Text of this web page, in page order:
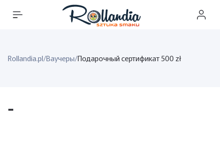
Rollandia.pl/Ваучеры/Подарочный сертификат 500 zł
-